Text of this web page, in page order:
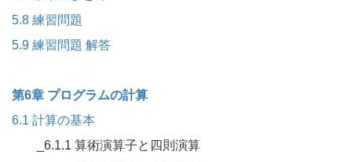
5.8 練習問題
5.9 練習問題 解答
第6章 プログラムの計算
6.1 計算の基本
_6.1.1 算術演算子と四則演算